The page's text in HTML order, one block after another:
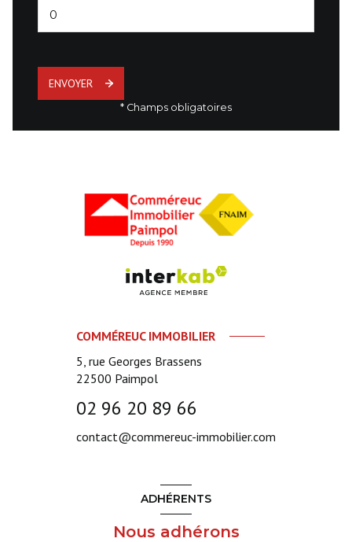
ENVOYER
* Champs obligatoires
COMMÉREUC IMMOBILIER
5, rue Georges Brassens
22500 Paimpol
02 96 20 89 66
contact@commereuc-immobilier.com
ADHÉRENTS
Nous adhérons